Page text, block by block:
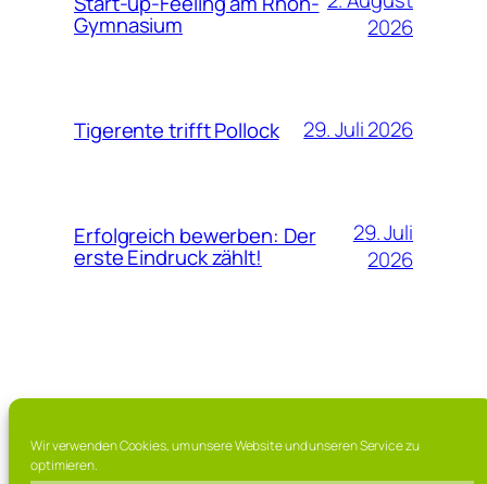
Wir verwenden Cookies, um unsere Website und unseren Service zu
optimieren.
Gymnasium
2026
Tigerente trifft Pollock 29. Juli 2026
Erfolgreich bewerben: Der
erste Eindruck zählt!
29. Juli
2026
Bad Neustadt a.d. Saale